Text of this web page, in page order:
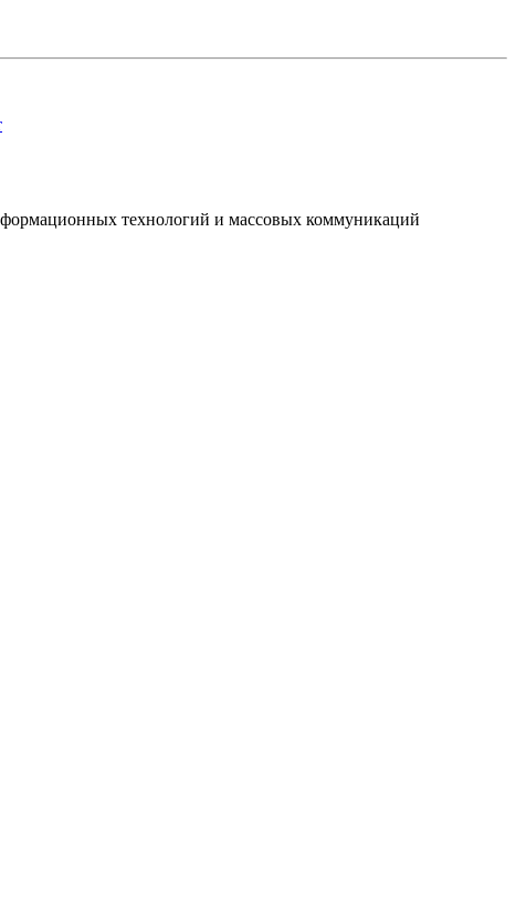
технологий и массовых коммуникаций